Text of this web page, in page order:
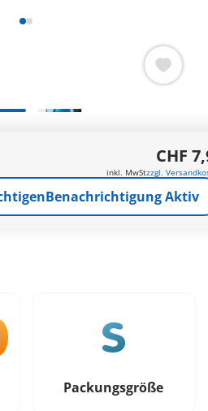
CHF 99
CHF
inkl. MwStzzgl.
Benachrichtigung Aktiv
Packungsgröße